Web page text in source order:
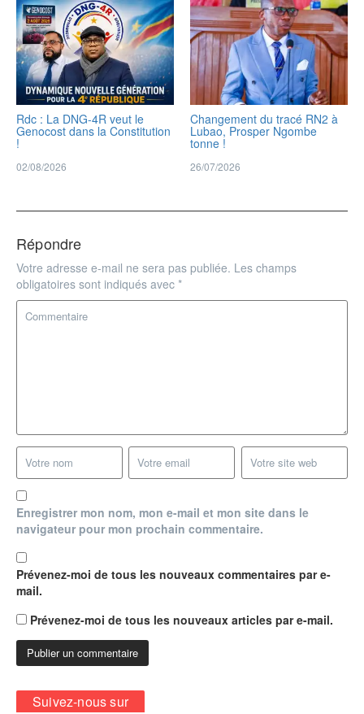
Rdc : La DNG-4R veut le
Genocost dans la Constitution
!
02/08/2026
Changement du tracé RN2 à
Lubao, Prosper Ngombe
tonne !
26/07/2026
Répondre
Votre adresse e-mail ne sera pas publiée. Les champs
obligatoires sont indiqués avec *
Enregistrer mon nom, mon e-mail et mon site dans le
navigateur pour mon prochain commentaire.
Prévenez-moi de tous les nouveaux commentaires par e-
mail.
Prévenez-moi de tous les nouveaux articles par e-mail.
Suivez-nous sur